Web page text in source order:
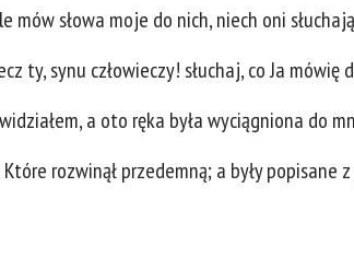
mów słowa moje do nich, niech oni
ty, synu człowieczy! słuchaj, co Ja
a oto ręka była wyciągniona do
Które rozwinął przedemną; a były